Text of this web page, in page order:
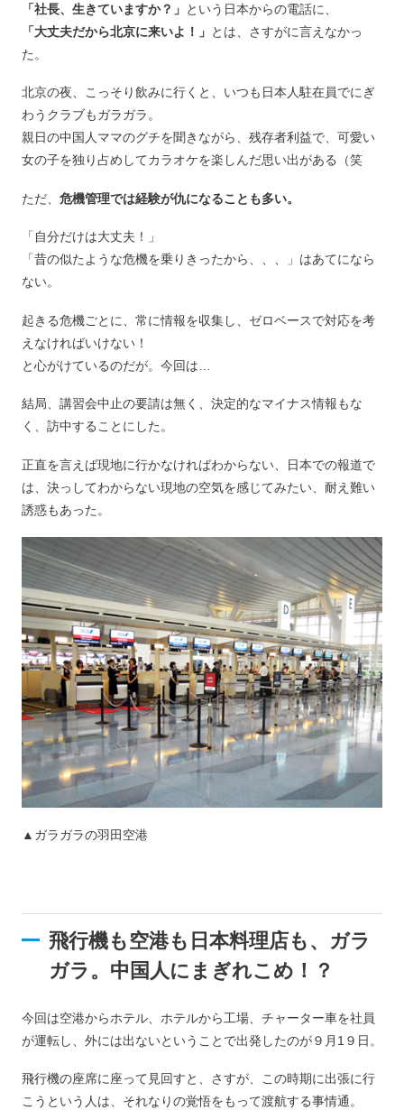
「社長、生きていますか？」 という日本からの電話に、
「大丈夫だから北京に来いよ！」 とは、さすがに言えなかっ
た。
北京の夜、こっそり飲みに行くと、いつも日本人駐在員でにぎ
わうクラブもガラガラ。
親日の中国人ママのグチを聞きながら、残存者利益で、可愛い
女の子を独り占めしてカラオケを楽しんだ思い出がある（笑
ただ、 危機管理では経験が仇になることも多い。
「自分だけは大丈夫！」
「昔の似たような危機を乗りきったから、、、」はあてになら
ない。
起きる危機ごとに、常に情報を収集し、ゼロベースで対応を考
えなければいけない！
と心がけているのだが。今回は…
結局、講習会中止の要請は無く、決定的なマイナス情報もな
く、訪中することにした。
正直を言えば現地に行かなければわからない、日本での報道で
は、決っしてわからない現地の空気を感じてみたい、耐え難い
誘惑もあった。
▲ガラガラの羽田空港
飛行機も空港も日本料理店も、ガラ
ガラ。中国人にまぎれこめ！？
今回は空港からホテル、ホテルから工場、チャーター車を社員
が運転し、外には出ないということで出発したのが９月1９日。
飛行機の座席に座って見回すと、さすが、この時期に出張に行
こうという人は、それなりの覚悟をもって渡航する事情通。